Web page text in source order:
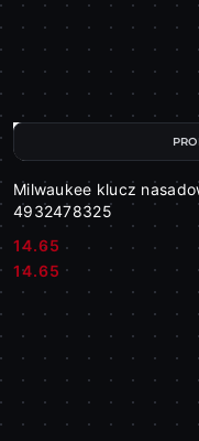
Milwaukee klucz
4932478325
Cena:
14.65
Cena:
14.65